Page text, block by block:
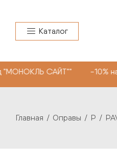
Каталог
-10% на
Главная / Оправы / P /